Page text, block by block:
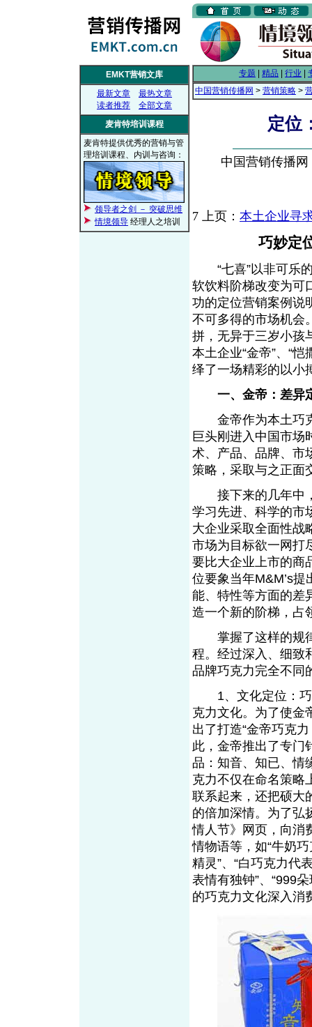
EMKT营销文库
最新文章
最热文章
读者推荐
全部文章
麦肯特培训课程
麦肯特提供优秀的营销与管
理培训课程、内训与咨询：
领导者之剑 － 突破思维
情境领导 经理人之培训
专题 精品 行业
中国营销传播网 > 营销策略 >
定位
中国营销传播
7 上页： 本土企业寻
巧妙定
“七喜”以非可乐
软饮料阶梯改变为可
功的定位营销案例说
不可多得的市场机会
拼，无异于三岁小孩
本土企业“金帝”、“
绎了一场精彩的以小
一、金帝：差异
金帝作为本土巧克
巨头刚进入中国市场
术、产品、品牌、市
策略，采取与之正面
接下来的几年中，
学习先进、科学的市
大企业采取全面性战
市场为目标欲一网打
要比大企业上市的商
位要象当年M&M’s
能、特性等方面的差
造一个新的阶梯，占
掌握了这样的规律
程。经过深入、细致
品牌巧克力完全不同
1、文化定位：巧
克力文化。为了使金
出了打造“金帝巧克
此，金帝推出了专门
品：知音、知已、情
克力不仅在命名策
联系起来，还把硕大
的倍加深情。为了弘
情人节》网页，向消
情物语等，如“牛奶
精灵”、“白巧克力代
表情有独钟”、“999
的巧克力文化深入